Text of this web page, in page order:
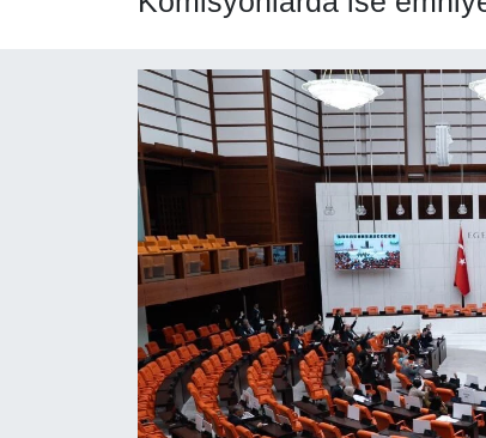
ÇEVRE
YAŞAM
BİLİM - TEKNOLOJİ
KÜLTÜR SANAT
MAGAZİN